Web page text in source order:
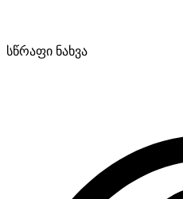
სწრაფი ნახვა